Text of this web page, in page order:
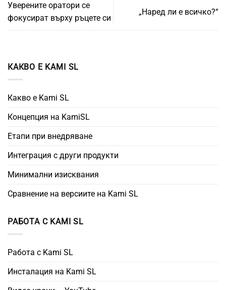
Уверените оратори се
фокусират върху ръцете си
„Наред ли е всичко?“
КАКВО Е KAMI SL
Какво е Kami SL
Концепция на KamiSL
Етапи при внедряване
Интеграция с други продукти
Минимални изисквания
Сравнение на версиите на Kami SL
РАБОТА С KAMI SL
Работа с Kami SL
Инсталация на Kami SL